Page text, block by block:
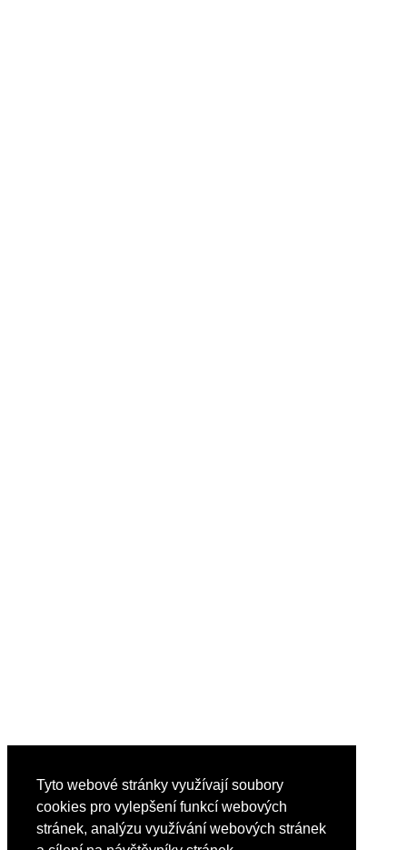
Tyto webové stránky využívají soubory
cookies pro vylepšení funkcí webových
stránek, analýzu využívání webových stránek